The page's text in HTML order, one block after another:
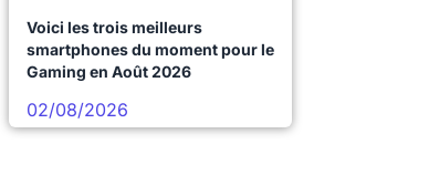
Voici les trois meilleurs
smartphones du moment pour le
Gaming en Août 2026
02/08/2026